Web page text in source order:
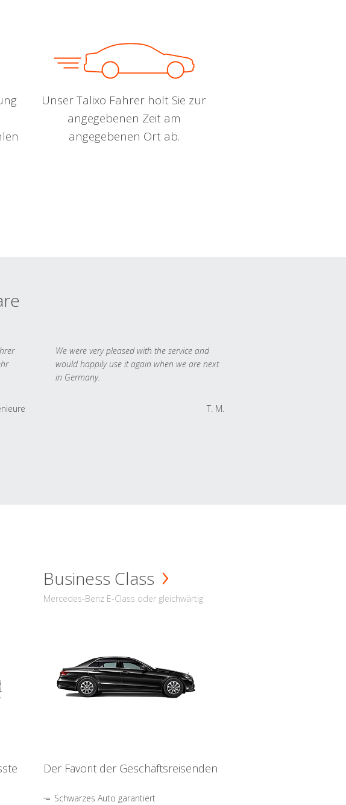
Unser Talixo Fahrer holt Sie zur
angegebenen Zeit am
angegebenen Ort ab.
We were very pleased with the service and
would happily use it again when we are next
in Germany.
T. M.
Business Class
Mercedes-Benz E-Class oder gleichwärtig
Der Favorit der Geschäftsreisenden
Schwarzes Auto garantiert